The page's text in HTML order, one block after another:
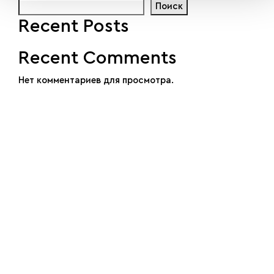
Поиск
Recent Posts
Recent Comments
Нет комментариев для просмотра.